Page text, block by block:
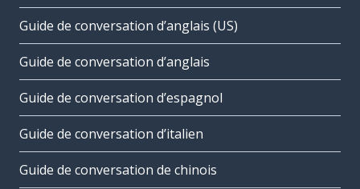
Guide de conversation d’anglais (US)
Guide de conversation d’anglais
Guide de conversation d’espagnol
Guide de conversation d’italien
Guide de conversation de chinois